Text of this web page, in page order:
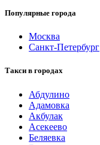
Популярные города
Москва
Санкт-Петербург
Такси в городах
Абдулино
Адамовка
Акбулак
Асекеево
Беляевка